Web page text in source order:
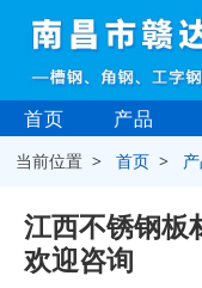
首页 产品
当前位置 >首页 >
江西不锈钢板
欢迎咨询